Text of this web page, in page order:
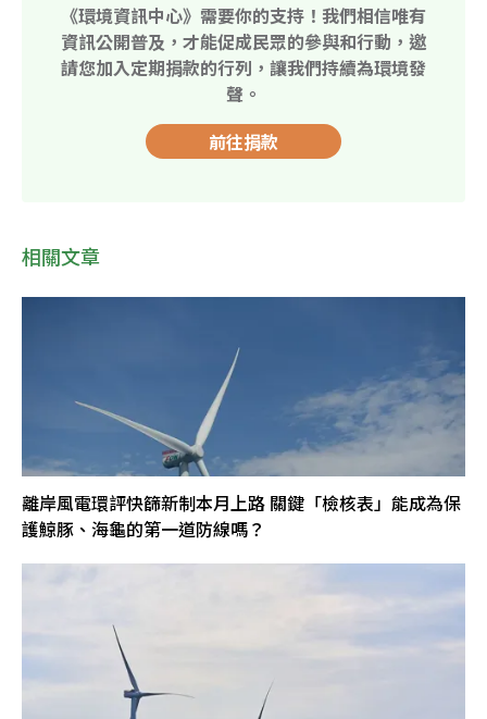
《環境資訊中心》需要你的支持！我們相信唯有
資訊公開普及，才能促成民眾的參與和行動，邀
請您加入定期捐款的行列，讓我們持續為環境發
聲。
前往捐款
相關文章
離岸風電環評快篩新制本月上路 關鍵「檢核表」能成為保
護鯨豚、海龜的第一道防線嗎？